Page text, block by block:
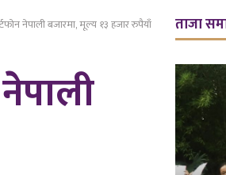
नेपाली बजारमा, मूल्य १३ हजार रुपैयाँ ताजा